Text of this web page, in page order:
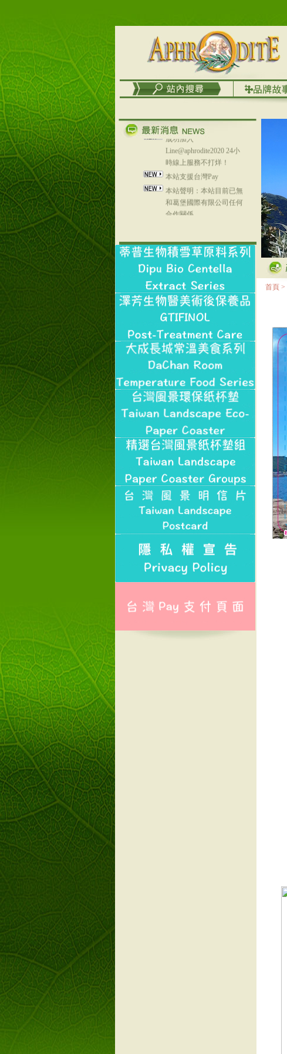
列，可以郵寄至部分亞太
地區～
在外租屋者、居住處無管
理員、不方便在工作地點
取件者，歡迎多多使用
【郵局i郵箱】的服務喔～
【i郵箱】設立的地點，請
成功加入
Line@aphrodite2020 24小
時線上服務不打烊！
本站支援台灣Pay
本站聲明：本站目前已無
和葛堡國際有限公司任何
合作關係
本站支援支付宝
陆运费不限重量，调降为
NT$320(RMB￥71.00)
首頁 >